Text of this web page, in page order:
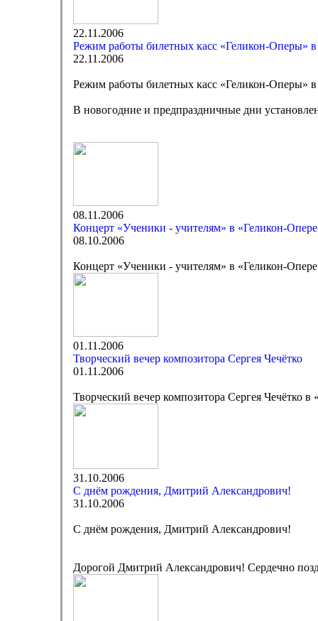
22.11.2006
Режим работы билетных касс «Геликон-Оперы»
22.11.2006
Режим работы билетных касс «Геликон-Оперы»
В новогодние и предпраздничные дни
08.11.2006
Концерт «Ученики - учителям» в «Геликон-
08.10.2006
Концерт «Ученики - учителям» в «Геликон-
01.11.2006
Творческий вечер композитора Сергея Чечётко
01.11.2006
Творческий вечер композитора Сергея Чечётко в
31.10.2006
C днём рождения, Дмитрий Александрович!
31.10.2006
C днём рождения, Дмитрий Александрович!
Дорогой Дмитрий Александрович! Сердечно